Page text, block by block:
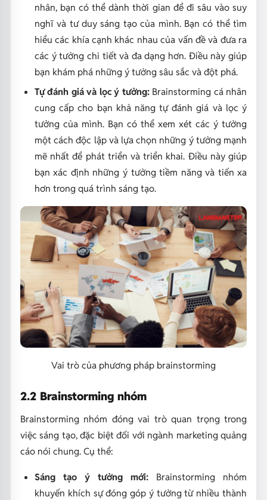
nhân, bạn có thể dành thời gian để đi sâu vào suy
nghĩ và tư duy sáng tạo của mình. Bạn có thể tìm
hiểu các khía cạnh khác nhau của vấn đề và đưa ra
các ý tưởng chi tiết và đa dạng hơn. Điều này giúp
bạn khám phá những ý tưởng sâu sắc và đột phá.
Tự đánh giá và lọc ý tưởng:Brainstorming cá nhân
cung cấp cho bạn khả năng tự đánh giá và lọc ý
tưởng của mình. Bạn có thể xem xét các ý tưởng
một cách độc lập và lựa chọn những ý tưởng mạnh
mẽ nhất để phát triển và triển khai. Điều này giúp
bạn xác định những ý tưởng tiềm năng và tiến xa
hơn trong quá trình sáng tạo.
Vai trò của phương pháp brainstorming
2.2 Brainstorming nhóm
Brainstorming nhóm đóng vai trò quan trọng trong
việc sáng tạo, đặc biệt đối với ngành marketing quảng
cáo nói chung. Cụ thể:
Sáng tạo ý tưởng mới: Brainstorming nhóm
khuyến khích sự đóng góp ý tưởng từ nhiều thành